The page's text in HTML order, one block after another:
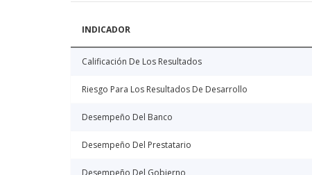
INDICADOR
Calificación De Los Resultados
Riesgo Para Los Resultados De Desarrollo
Desempeño Del Banco
Desempeño Del Prestatario